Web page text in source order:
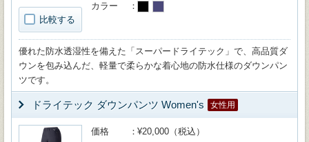
比較する
カラー
優れた防水透湿性を備えた「スーパードライテック」で、高品質ダ
ウンを包み込んだ、軽量で柔らかな着心地の防水仕様のダウンパン
ツです。
ドライテック ダウンパンツ Women's 女性用
価格
¥20,000（税込）